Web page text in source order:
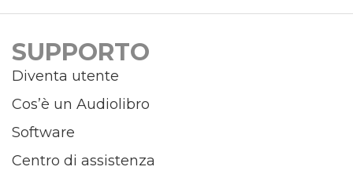
SUPPORTO
Diventa utente
Cos’è un Audiolibro
Software
Centro di assistenza